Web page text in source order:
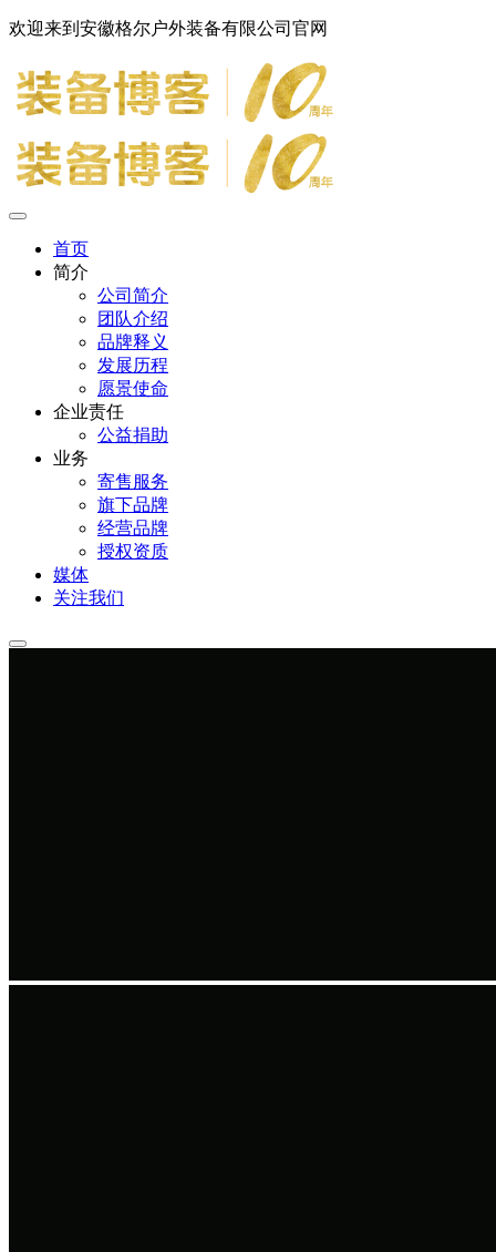
欢迎来到安徽格尔户外装备有限公司官网
首页
简介
公司简介
团队介绍
品牌释义
发展历程
愿景使命
企业责任
公益捐助
业务
寄售服务
旗下品牌
经营品牌
授权资质
媒体
关注我们